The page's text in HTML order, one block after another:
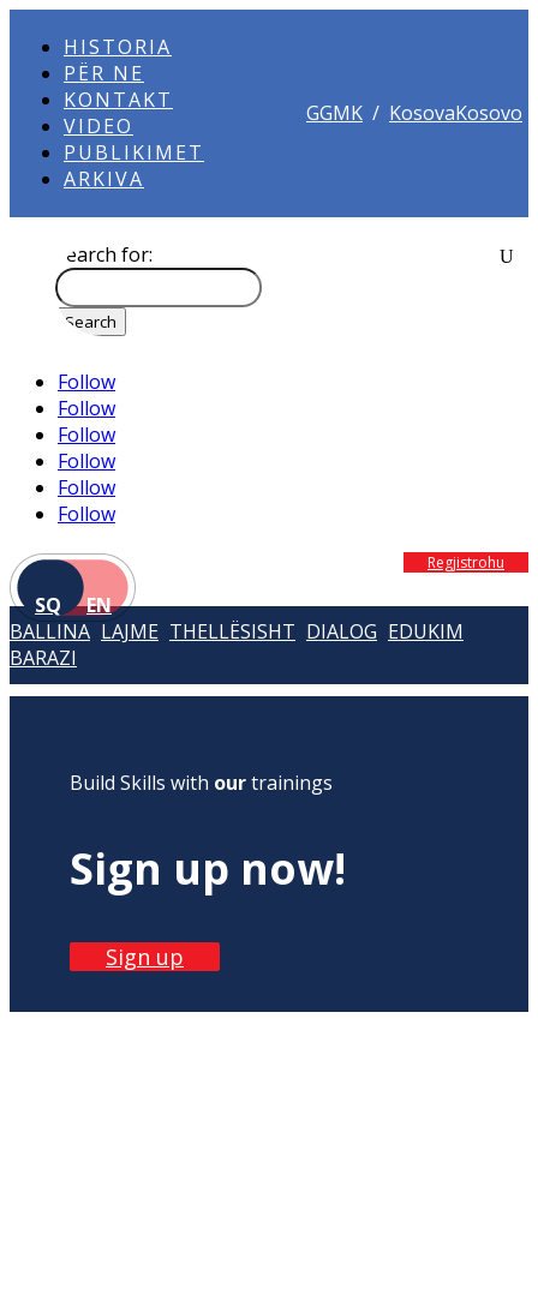
HISTORIA
PËR NE
KONTAKT
VIDEO
PUBLIKIMET
ARKIVA
GGMK / KosovaKosovo
Search for:
Follow
Follow
Follow
Follow
Follow
Follow
SQ EN
Regjistrohu
BALLINA LAJME THELLËSISHT DIALOG EDUKIM
BARAZI
Build Skills with ourtrainings
Sign up now!
Sign up